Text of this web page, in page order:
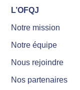
L’OFQJ
Notre mission
Notre équipe
Nous rejoindre
Nos partenaires